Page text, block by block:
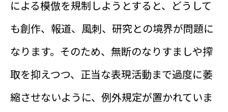
による模倣を規制しようとすると、どうして
も創作、報道、風刺、研究との境界が問題に
なります。そのため、無断のなりすましや搾
取を抑えつつ、正当な表現活動まで過度に萎
縮させないように、例外規定が置かれていま